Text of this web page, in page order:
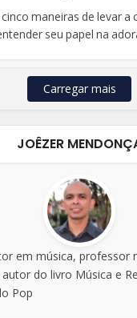
maneiras de levar a
seu papel na
Carregar mais
JOÊZER
em música, professor
autor do livro Música e
Pop